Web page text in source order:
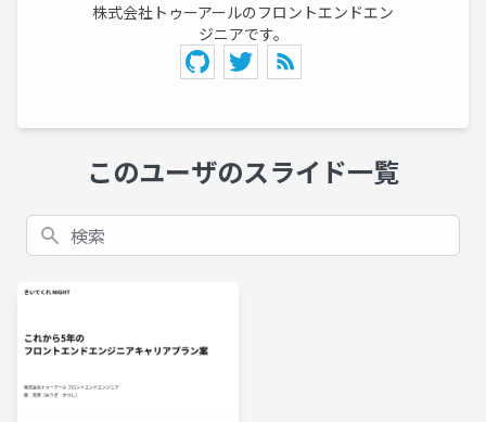
株式会社トゥーアールのフロントエンドエン
ジニアです。
このユーザのスライド一覧
検索